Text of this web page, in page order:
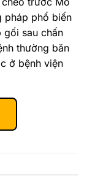
pháp phổ biến
gối sau chấn
thường băn
ở bệnh viện